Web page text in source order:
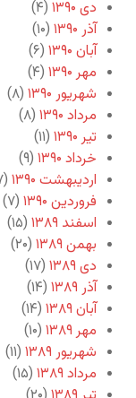
دی ۱۳۹۰
(۴)
آذر ۱۳۹۰
(۱۰)
آبان ۱۳۹۰
(۶)
مهر ۱۳۹۰
(۴)
شهریور ۱۳۹۰
(۸)
مرداد ۱۳۹۰
(۸)
تیر ۱۳۹۰
(۱۱)
خرداد ۱۳۹۰
(۹)
اردیبهشت ۱۳۹۰
(۷)
فروردین ۱۳۹۰
(۷)
اسفند ۱۳۸۹
(۱۵)
بهمن ۱۳۸۹
(۲۰)
دی ۱۳۸۹
(۱۷)
آذر ۱۳۸۹
(۱۴)
آبان ۱۳۸۹
(۱۴)
مهر ۱۳۸۹
(۱۰)
شهریور ۱۳۸۹
(۱۱)
مرداد ۱۳۸۹
(۱۵)